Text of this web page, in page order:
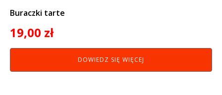
Buraczki tarte
19,00 zł
DOWIEDZ SIĘ WIĘCEJ